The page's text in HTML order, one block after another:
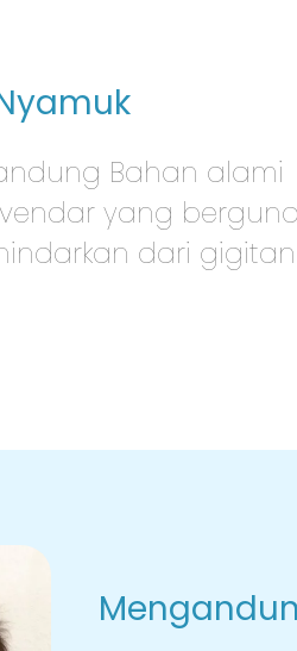
Bahan alami
yang berguna
dari gigitan